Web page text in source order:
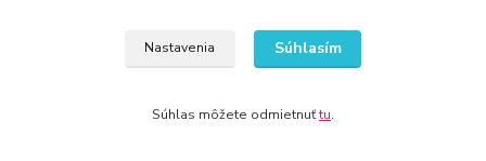
www.zahradnicek.sk
Nastavenia Súhlasím
Súhlas môžete odmietnuťtu.